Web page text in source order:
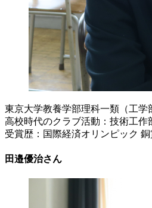
東京大学教養学部理科一類（工学
高校時代のクラブ活動：技術工作
受賞歴：国際経済オリンピック 銅
田邉優治さん